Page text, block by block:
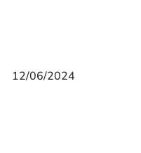
12/06/2024